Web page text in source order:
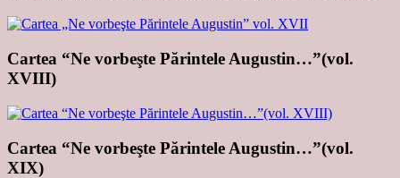
Cartea “Ne vorbeşte Părintele Augustin…”(vol.
XVIII)
Cartea “Ne vorbeşte Părintele Augustin…”(vol.
XIX)